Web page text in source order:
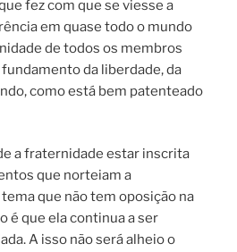
fez com que se viesse a
em quase todo o mundo
de todos os membros
fundamento da liberdade, da
como está bem patenteado
a fraternidade estar inscrita
que norteiam a
que não tem oposição na
é que ela continua a ser
A isso não será alheio o